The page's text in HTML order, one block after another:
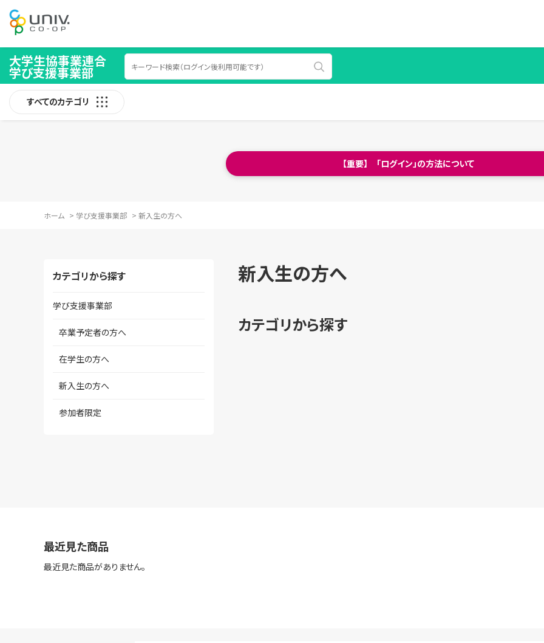
大学生協事業連合
学び支援事業部
すべてのカテゴリ
【重要】 「ログイン」の方法について
ホーム > 学び支援事業部 > 新入生の方へ
カテゴリから探す
学び支援事業部
卒業予定者の方へ
在学生の方へ
新入生の方へ
参加者限定
新入生の方へ
カテゴリから探す
最近見た商品
最近見た商品がありません。